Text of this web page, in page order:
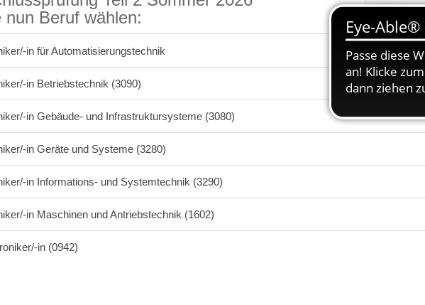
nun Beruf wählen:
1. Zeitraum
in für Automatisierungstechnik
in Betriebstechnik (3090)
in Gebäude- und Infrastruktursysteme (3080)
in Geräte und Systeme (3280)
in Informations- und Systemtechnik (3290)
in Maschinen und Antriebstechnik (1602)
in (0942)